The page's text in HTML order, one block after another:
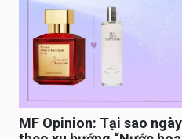
MF Opinion: Tại sao